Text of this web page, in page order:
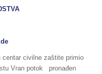
centar civilne zaštite primio
Vran potok pronađen